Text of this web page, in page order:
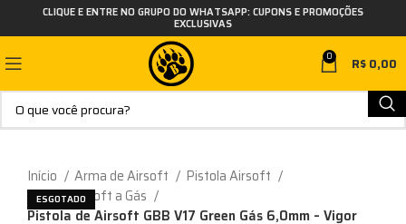
CLIQUE E ENTRE NO GRUPO DO WHATSAPP: CUPONS E PROMOÇÕES
EXCLUSIVAS
0 R$0,00
Início Arma de Airsoft
Pistola Airsoft
Pistola Airsoft a Gás
Pistola de Airsoft GBB V17 Green Gás 6,0mm – Vigor
ESGOTADO